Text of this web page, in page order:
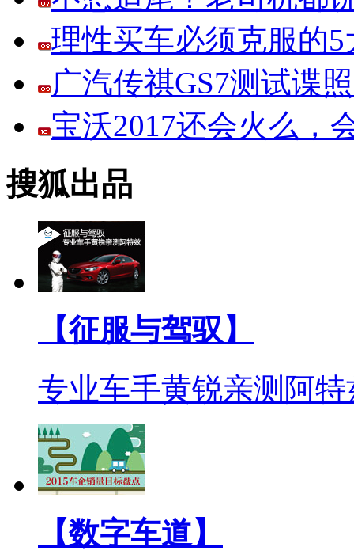
理性买车必须克服的5
广汽传祺GS7测试谍
宝沃2017还会火么，
搜狐出品
【征服与驾驭】
专业车手黄锐亲测阿特
【数字车道】